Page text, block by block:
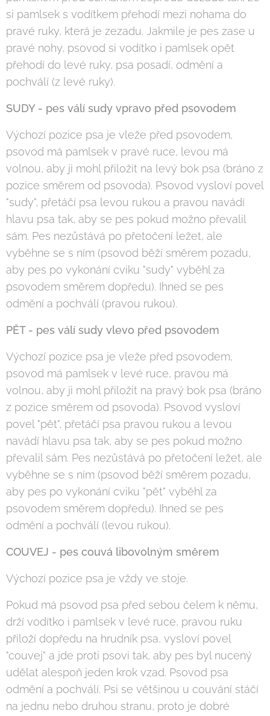
si pamlsek s vodítkem přehodí mezi nohama do
pravé ruky, která je zezadu. Jakmile je pes zase u
pravé nohy, psovod si vodítko i pamlsek opět
přehodí do levé ruky, psa posadí, odmění a
pochválí (z levé ruky).
SUDY - pes válí sudy vpravo před psovodem
Výchozí pozice psa je vleže před psovodem,
psovod má pamlsek v pravé ruce, levou má
volnou, aby ji mohl přiložit na levý bok psa (bráno z
pozice směrem od psovoda). Psovod vysloví povel
"sudy", přetáčí psa levou rukou a pravou navádí
hlavu psa tak, aby se pes pokud možno převalil
sám. Pes nezůstává po přetočení ležet, ale
vyběhne se s ním (psovod běží směrem pozadu,
aby pes po vykonání cviku "sudy" vyběhl za
psovodem směrem dopředu). Ihned se pes
odmění a pochválí (pravou rukou).
PĚT - pes válí sudy vlevo před psovodem
Výchozí pozice psa je vleže před psovodem,
psovod má pamlsek v levé ruce, pravou má
volnou, aby ji mohl přiložit na pravý bok psa (bráno
z pozice směrem od psovoda). Psovod vysloví
povel "pět", přetáčí psa pravou rukou a levou
navádí hlavu psa tak, aby se pes pokud možno
převalil sám. Pes nezůstává po přetočení ležet, ale
vyběhne se s ním (psovod běží směrem pozadu,
aby pes po vykonání cviku "pět" vyběhl za
psovodem směrem dopředu). Ihned se pes
odmění a pochválí (levou rukou).
COUVEJ - pes couvá libovolným směrem
Výchozí pozice psa je vždy ve stoje.
Pokud má psovod psa před sebou čelem k němu,
drží vodítko i pamlsek v levé ruce, pravou ruku
přiloží dopředu na hrudník psa, vysloví povel
"couvej" a jde proti psovi tak, aby pes byl nucený
udělat alespoň jeden krok vzad. Psovod psa
odmění a pochválí. Psi se většinou u couvání stáčí
na jednu nebo druhou stranu, proto je dobré